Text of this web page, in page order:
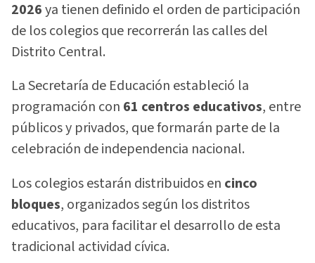
2026ya tienen definido el orden de participación
de los colegios que recorrerán las calles del
Distrito Central.
La Secretaría de Educación estableció la
programación con 61 centros educativos, entre
públicos y privados, que formarán parte de la
celebración de independencia nacional.
Los colegios estarán distribuidos en cinco
bloques, organizados según los distritos
educativos, para facilitar el desarrollo de esta
tradicional actividad cívica.